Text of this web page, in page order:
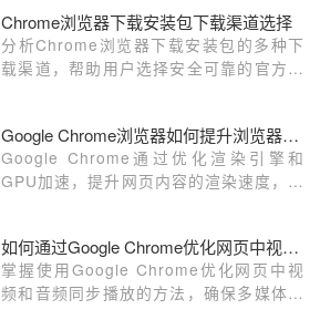
验。
Chrome浏览器下载安装包下载渠道选择
分析Chrome浏览器下载安装包的多种下
载渠道，帮助用户选择安全可靠的官方及
Google Chrome浏览器如何提升浏览器的渲染速度
Google Chrome通过优化渲染引擎和
GPU加速，提升网页内容的渲染速度，增
如何通过Google Chrome优化网页中视频和音频的同步播放
掌握使用Google Chrome优化网页中视
频和音频同步播放的方法，确保多媒体内